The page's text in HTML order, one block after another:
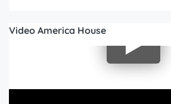
Video America House